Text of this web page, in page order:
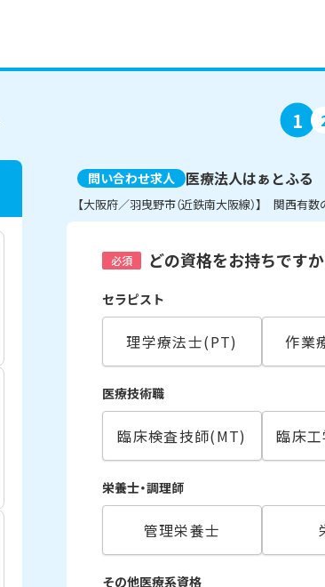
1
問い合わせ求人 医療法人はぁとふ
【大阪府／羽曳野市（近鉄南大阪線）】 関西有
必須 どの資格をお持ちですか
セラピスト
理学療法士(PT) 作業
医療技術職
臨床検査技師(MT) 臨床工
栄養士・調理師
管理栄養士
その他医療系資格